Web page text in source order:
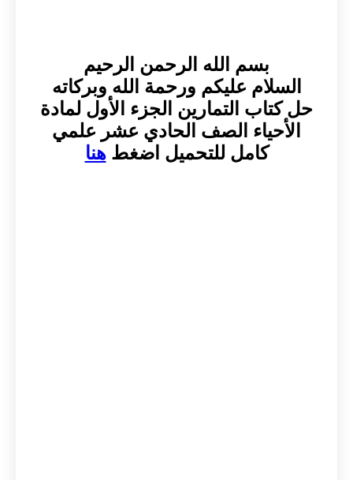
بسم الله الرحمن الرحيم
السلام عليكم ورحمة الله وبركاته
حل كتاب التمارين الجزء الأول لمادة
الأحياء الصف الحادي عشر علمي
كامل للتحميل اضغطهنا